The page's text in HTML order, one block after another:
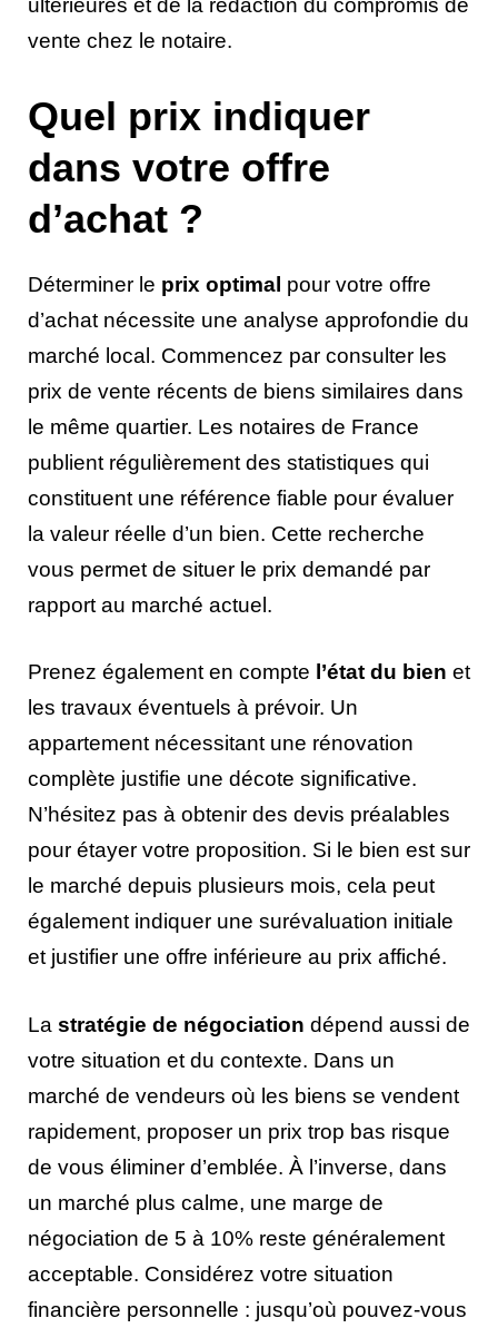
ultérieures et de la rédaction du compromis de
vente chez le notaire.
Quel prix indiquer
dans votre offre
d’achat ?
Déterminer le prix optimal pour votre offre
d’achat nécessite une analyse approfondie du
marché local. Commencez par consulter les
prix de vente récents de biens similaires dans
le même quartier. Les notaires de France
publient régulièrement des statistiques qui
constituent une référence fiable pour évaluer
la valeur réelle d’un bien. Cette recherche
vous permet de situer le prix demandé par
rapport au marché actuel.
Prenez également en compte l’état du bien et
les travaux éventuels à prévoir. Un
appartement nécessitant une rénovation
complète justifie une décote significative.
N’hésitez pas à obtenir des devis préalables
pour étayer votre proposition. Si le bien est sur
le marché depuis plusieurs mois, cela peut
également indiquer une surévaluation initiale
et justifier une offre inférieure au prix affiché.
La stratégie de négociation dépend aussi de
votre situation et du contexte. Dans un
marché de vendeurs où les biens se vendent
rapidement, proposer un prix trop bas risque
de vous éliminer d’emblée. À l’inverse, dans
un marché plus calme, une marge de
négociation de 5 à 10% reste généralement
acceptable. Considérez votre situation
financière personnelle : jusqu’où pouvez-vous